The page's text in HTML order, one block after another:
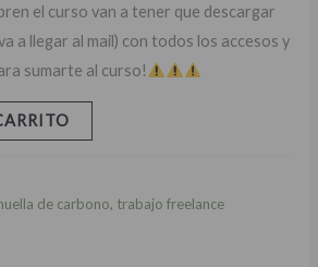
el curso van a tener que descargar
a llegar al mail) con todos los accesos y
sumarte al curso!
de carbono, trabajo freelance